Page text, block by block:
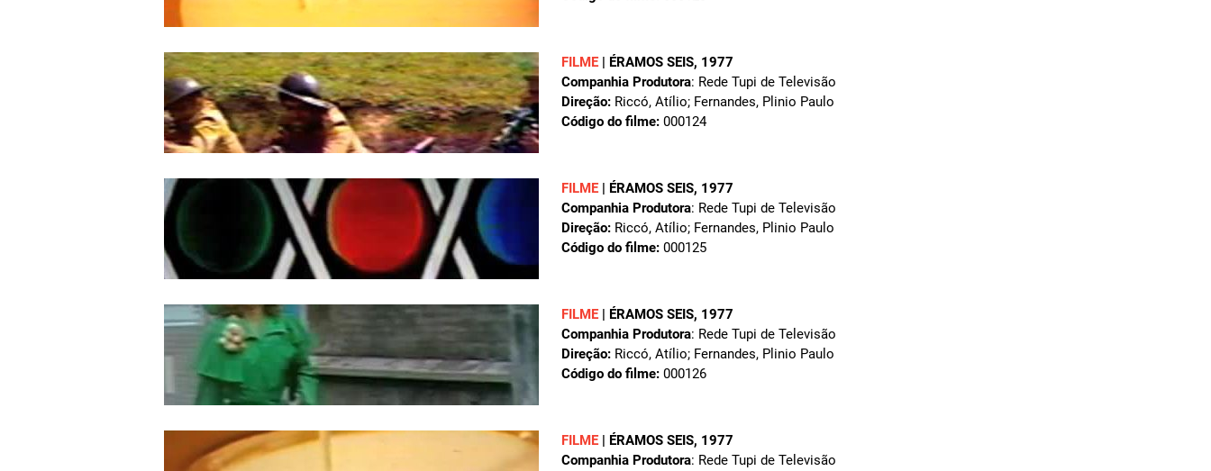
FILME | ÉRAMOS SEIS, 1977
Companhia Produtora: Rede Tupi de Televisão
Direção: Riccó, Atílio; Fernandes, Plinio Paulo
Código do filme: 000124
FILME | ÉRAMOS SEIS, 1977
Companhia Produtora: Rede Tupi de Televisão
Direção: Riccó, Atílio; Fernandes, Plinio Paulo
Código do filme: 000125
FILME | ÉRAMOS SEIS, 1977
Companhia Produtora: Rede Tupi de Televisão
Direção: Riccó, Atílio; Fernandes, Plinio Paulo
Código do filme: 000126
FILME | ÉRAMOS SEIS, 1977
Companhia Produtora: Rede Tupi de Televisão